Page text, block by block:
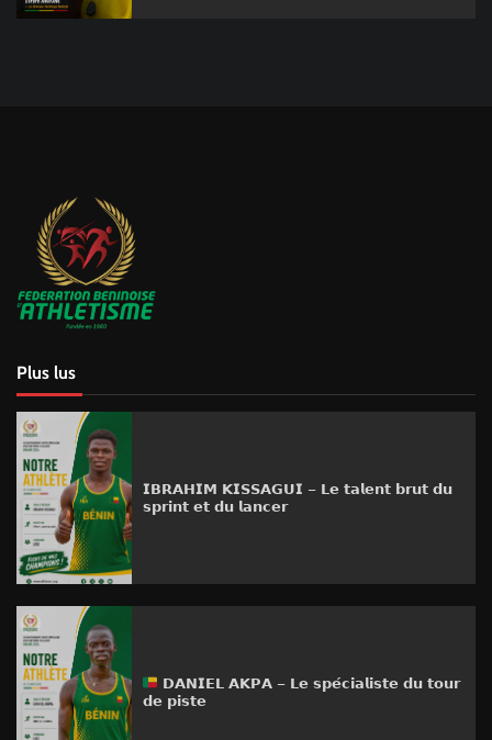
Plus lus
𝗜𝗕𝗥𝗔𝗛𝗜𝗠 𝗞𝗜𝗦𝗦𝗔𝗚𝗨𝗜 – 𝗟𝗲 𝘁𝗮𝗹𝗲𝗻𝘁 𝗯𝗿𝘂𝘁 𝗱𝘂
𝘀𝗽𝗿𝗶𝗻𝘁 𝗲𝘁 𝗱𝘂 𝗹𝗮𝗻𝗰𝗲𝗿
𝗗𝗔𝗡𝗜𝗘𝗟 𝗔𝗞𝗣𝗔 – 𝗟𝗲 𝘀𝗽𝗲́𝗰𝗶𝗮𝗹𝗶𝘀𝘁𝗲 𝗱𝘂 𝘁𝗼𝘂𝗿
𝗱𝗲 𝗽𝗶𝘀𝘁𝗲